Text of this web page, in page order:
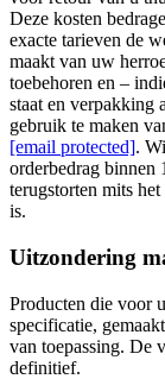
Deze kosten
exacte tarieven de
maakt van uw
toebehoren en –
staat en verpakking
gebruik te maken
[email protected].
orderbedrag binnen
terugstorten mits
is.
Uitzondering
Producten die voor
specificatie,
van toepassing. De
definitief.